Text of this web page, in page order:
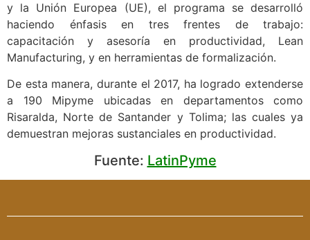
y la Unión Europea (UE), el programa se desarrolló
haciendo énfasis en tres frentes de trabajo:
capacitación y asesoría en productividad, Lean
Manufacturing, y en herramientas de formalización.
De esta manera, durante el 2017, ha logrado extenderse
a 190 Mipyme ubicadas en departamentos como
Risaralda, Norte de Santander y Tolima; las cuales ya
demuestran mejoras sustanciales en productividad.
Fuente: LatinPyme